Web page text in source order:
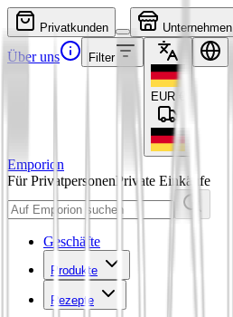
Privatkunden Unternehmen
Über uns Filter
EUR
Emporion
Für PrivatpersonenPrivate Einkäufe
Geschäfte
Produkte
Rezepte